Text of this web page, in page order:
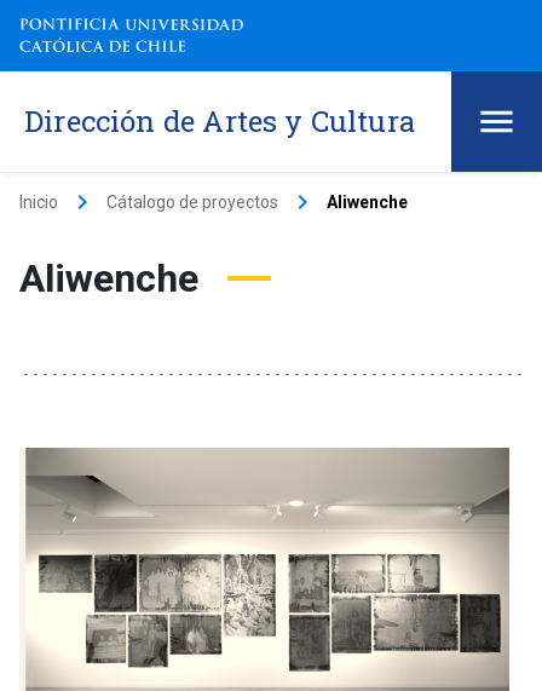
Dirección de Artes y Cultura
Inicio keyboard_arrow_right Cátalogo de proyectos keyboard_arrow_right Aliwenche
Aliwenche